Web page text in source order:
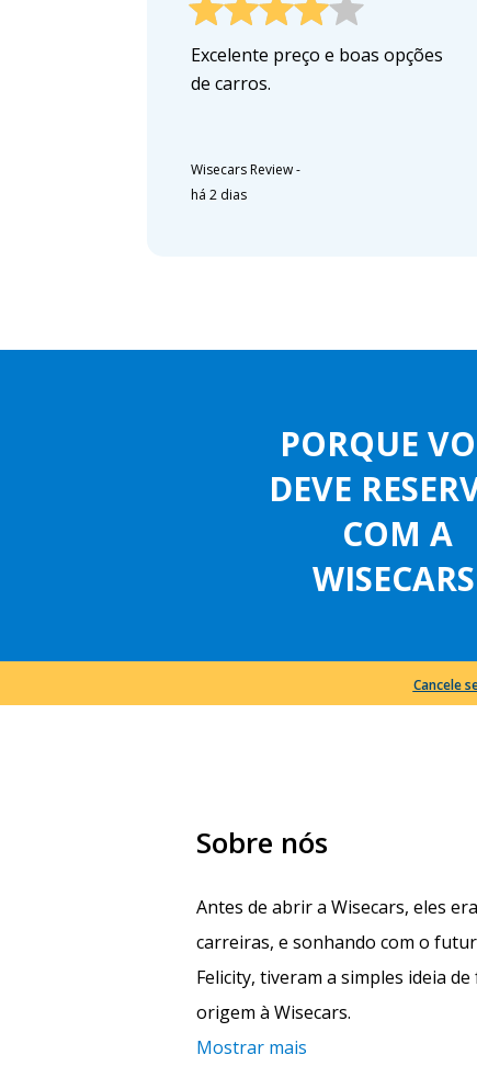
Excelente preço e boas opções
de carros.
Wisecars Review-
há 2 dias
PORQUE
DEVE
COM A
Cancele
Sobre nós
Antes de abrir a Wisecars, eles
carreiras, e sonhando com o
Felicity, tiveram a simples ideia
origem à Wisecars.
Mostrar mais